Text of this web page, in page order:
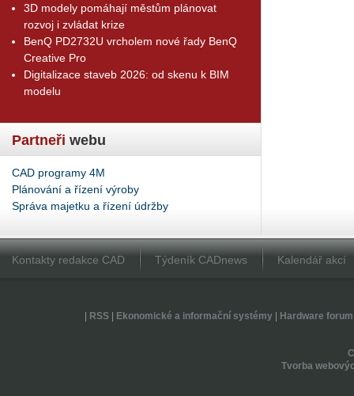
3D modely pomáhají městům plánovat
rozvoj i zvládat krize
BenQ PD2732U vrcholem nové řady BenQ
Creative Pro
Digitalizace staveb 2026: od skenu k BIM
modelu
Partneři webu
CAD programy 4M
Plánování a řízení výroby
Správa majetku a řízení údržby
Kontakty redakce CAD Týdeník CADnews Kalendář akcí
RSS| Ekonomické a informační systémy| Hardware forum
Tvorba